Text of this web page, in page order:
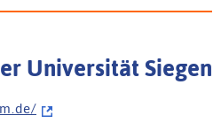
Universität Siegen
. d e /